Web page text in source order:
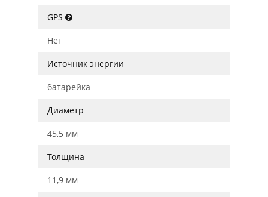
GPS
Нет
Источник энергии
батарейка
Диаметр
45,5 мм
Толщина
11,9 мм